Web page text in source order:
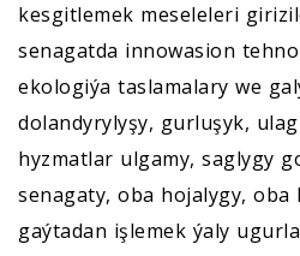
kesgitlemek meseleleri
senagatda innowasion
ekologiýa taslamalary we
dolandyrylyşy, gurluşyk,
hyzmatlar ulgamy, saglygy
senagaty, oba hojalygy,
gaýtadan işlemek ýaly